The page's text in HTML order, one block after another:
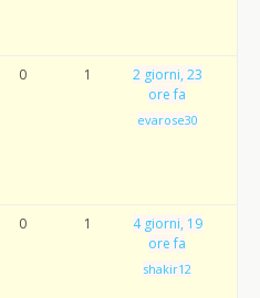
0 1
2 giorni, 23
ore fa
evarose30
0 1
4 giorni, 19
ore fa
shakir12